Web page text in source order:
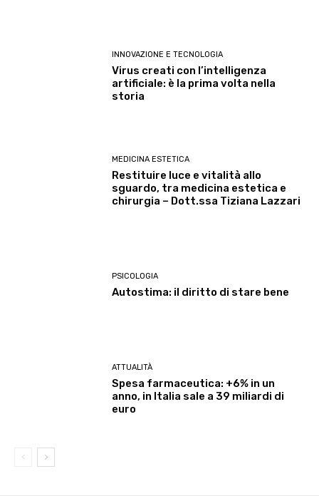
INNOVAZIONE E TECNOLOGIA
Virus creati con l’intelligenza
artificiale: è la prima volta nella
storia
MEDICINA ESTETICA
Restituire luce e vitalità allo
sguardo, tra medicina estetica e
chirurgia – Dott.ssa Tiziana Lazzari
PSICOLOGIA
Autostima: il diritto di stare bene
ATTUALITÀ
Spesa farmaceutica: +6% in un
anno, in Italia sale a 39 miliardi di
euro